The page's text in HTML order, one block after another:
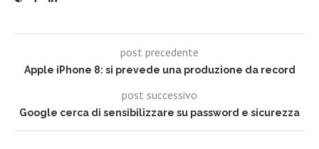
post precedente
Apple iPhone 8: si prevede una produzione da record
post successivo
Google cerca di sensibilizzare su password e sicurezza